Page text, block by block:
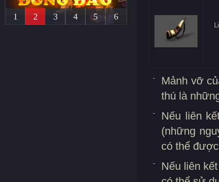
1 2 3 4 5 6
Mảnh vỡ
thú là
Nếu liên
(những
có thể
Nếu liên